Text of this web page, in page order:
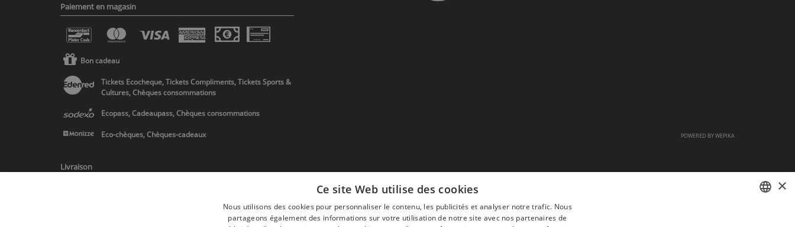
Paiement en magasin
Bon cadeau
Tickets Ecocheque, Tickets Compliments, Tickets Sports &
Cultures, Chèques consommations
Ecopass, Cadeaupass, Chèques consommations
Eco-chèques, Chèques-cadeaux
Livraison
POWERED BYWEPIKA
×
Ce site Web utilise des cookies
Nous utilisons des cookies pour personnaliser le contenu, les publicités et analyser notre trafic. Nous
partageons également des informations sur votre utilisation de notre site avec nos partenaires de